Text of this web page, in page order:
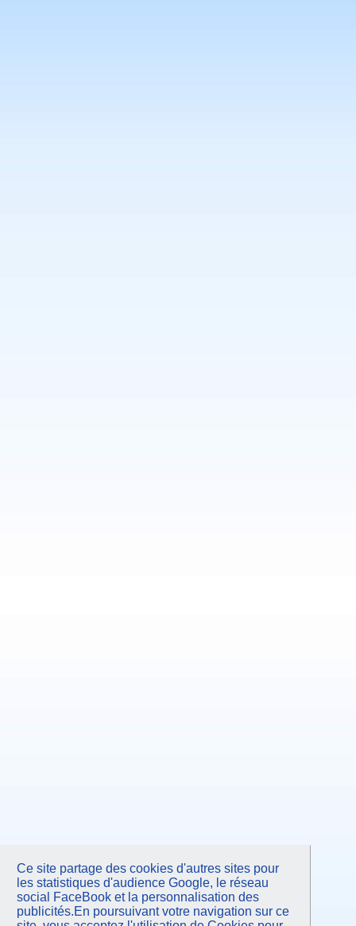
Ce site partage des cookies d'autres sites pour
les statistiques d'audience Google, le réseau
social FaceBook et la personnalisation des
publicités.En poursuivant votre navigation sur ce